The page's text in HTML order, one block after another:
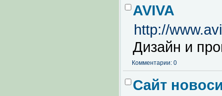
AVIVA
http://
Дизайн и
Комментарии: 0
Cайт